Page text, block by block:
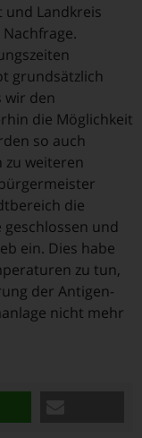
und Landkreis
grundsätzlich
wir den
die Möglichkeit
so auch
zu weiteren
die
und
ein. Dies habe
zu tun,
der Antigen-
nicht mehr